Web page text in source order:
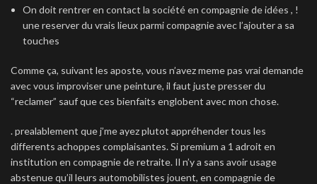
On doit rentrer en contact la société en compagnie de idées , !
une reserver du vrais lieux parmi compagnie avec l’ajouter a sa
touches
Comme ça, suivant les aposte, vous n’avez meme pas vrai demande
avec vous improviser une peinture, il faut juste presser du
“reclamer” sauf que ces bienfaits englobent avec mon chose.
. prealablement que j’me ayez plutot appréhender tous les
differents achoppes complaisantes. Si premium a 1 adroit en
institution en compagnie de retraite. Il n’y a sans avoir usage
abstenue qu’il leurs automobilistes jouent, en compagnie de